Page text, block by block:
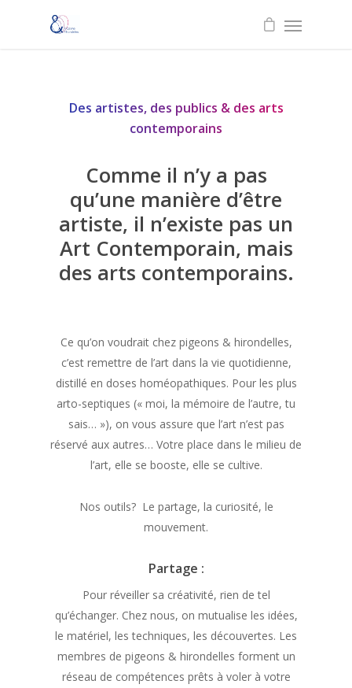
Des artistes, des publics & des arts
contemporains
Comme il n’y a pas
qu’une manière d’être
artiste, il n’existe pas un
Art Contemporain, mais
des arts contemporains.
Ce qu’on voudrait chez pigeons & hirondelles,
c’est remettre de l’art dans la vie quotidienne,
distillé en doses homéopathiques. Pour les plus
arto-septiques (« moi, la mémoire de l’autre, tu
sais… »), on vous assure que l’art n’est pas
réservé aux autres… Votre place dans le milieu de
l’art, elle se booste, elle se cultive.
Nos outils? Le partage, la curiosité, le
mouvement.
Partage :
Pour réveiller sa créativité, rien de tel
qu’échanger. Chez nous, on mutualise les idées,
le matériel, les techniques, les découvertes. Les
membres de pigeons & hirondelles forment un
réseau de compétences prêts à voler à votre